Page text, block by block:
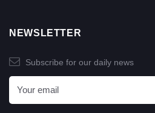
NEWSLETTER
Subscribe for our daily news